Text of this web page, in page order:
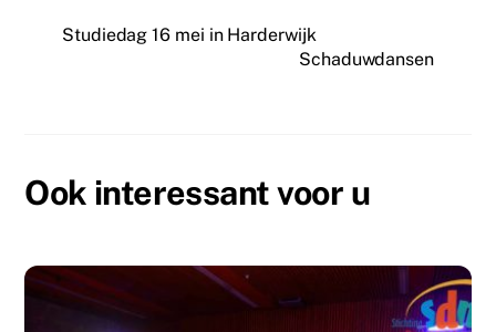
e
k
o l
n
Studiedag 16 mei in Harderwijk
Schaduwdansen
Ook interessant voor u